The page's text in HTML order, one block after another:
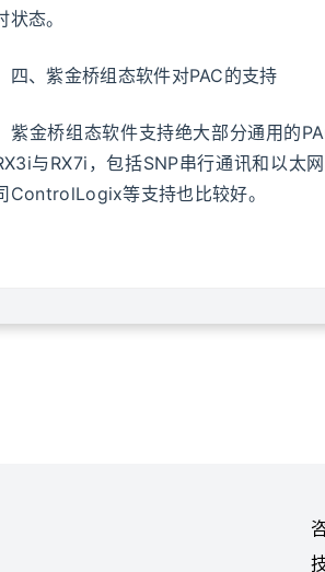
状态。
、紫金桥组态软件对PAC的支持
金桥组态软件支持绝大部分通用的
与RX7i，包括SNP串行通讯和以
ControlLogix等支持也比较好。